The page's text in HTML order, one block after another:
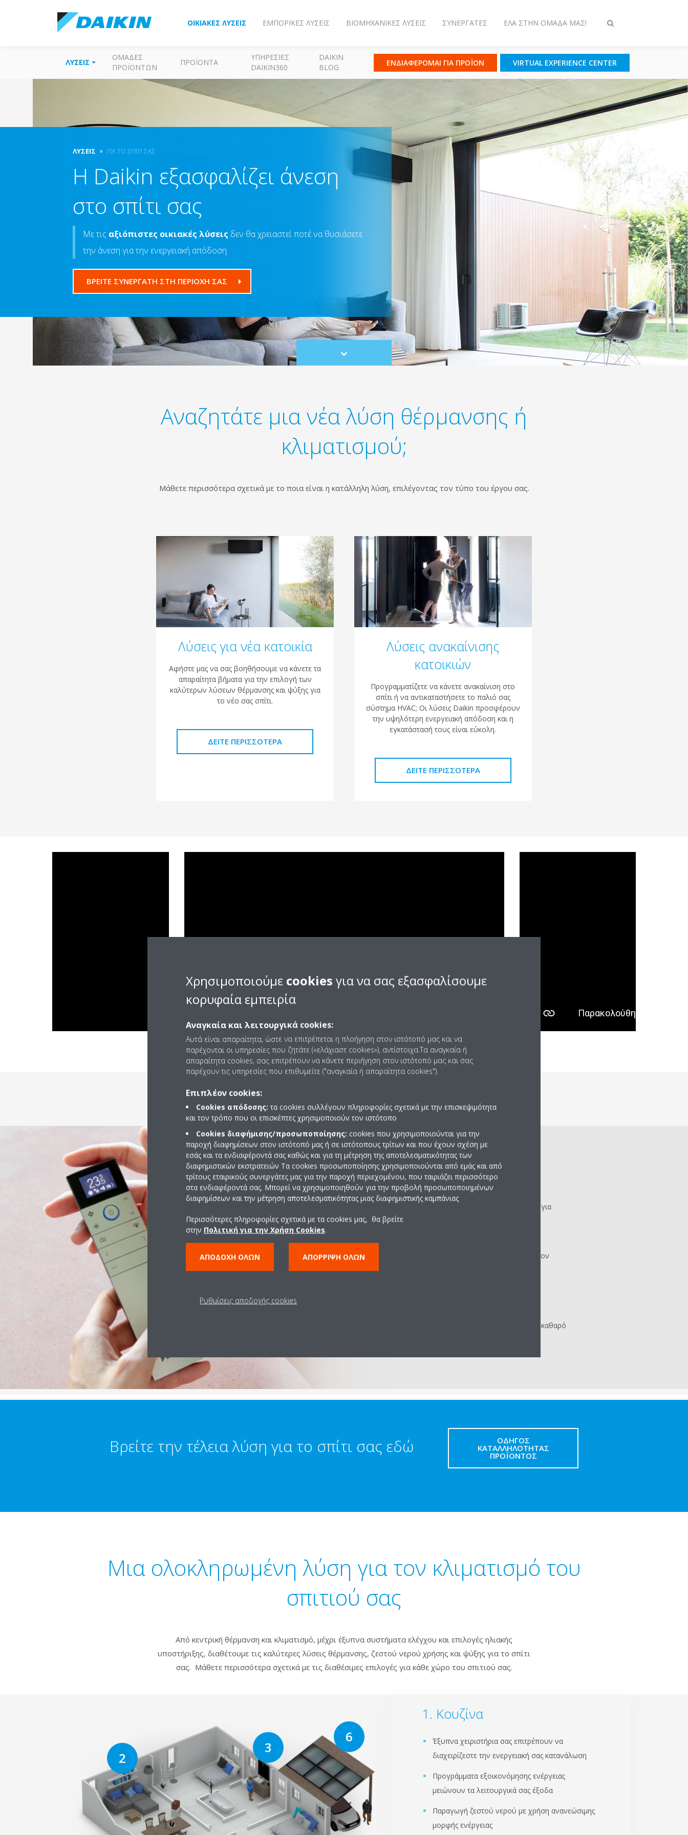
Εναλλαγή
ΟΙΚΙΑΚΈΣ ΛΎΣΕΙΣ ΕΜΠΟΡΙΚΈΣ ΛΎΣΕΙΣ ΒΙΟΜΗΧΑΝΙΚΈΣ ΛΎΣΕΙΣ ΣΥΝΕΡΓΆΤΕΣ ΈΛΑ ΣΤΗΝ ΟΜΆΔΑ ΜΑΣ!
ΛΎΣΕΙΣ
ΟΜΆΔΕΣ
ΠΡΟΪΌΝΤΩΝ
ΠΡΟΪΌΝΤΑ
ΥΠΗΡΕΣΊΕΣ
DAIKIN360
DAIKIN
BLOG
ΕΝΔΙΑΦΕΡΟΜΑΙ ΓΙΑ ΠΡΟΪΟΝ VIRTUAL EXPERIENCE CENTER
ΛΎΣΕΙΣ ΓΙΑ ΤΟ ΣΠΊΤΙ ΣΑΣ
Η Daikin εξασφαλίζει άνεση
στο σπίτι σας
Με τις αξιόπιστες οικιακές λύσεις δεν θα χρειαστεί ποτέ να θυσιάσετε
την άνεση για την ενεργειακή απόδοση
ΒΡΕΙΤΕ ΣΥΝΕΡΓΑΤΗ ΣΤΗ ΠΕΡΙΟΧΗ ΣΑΣ
Scroll
to
Αναζητάτε μια νέα λύση θέρμανσης ή
κλιματισμού;
Μάθετε περισσότερα σχετικά με το ποια είναι η κατάλληλη λύση, επιλέγοντας τον τύπο του έργου σας.
Λύσεις για νέα κατοικία
Αφήστε μας να σας βοηθήσουμε να κάνετε τα
απαραίτητα βήματα για την επιλογή των
καλύτερων λύσεων θέρμανσης και ψύξης για
το νέο σας σπίτι.
ΔΕΊΤΕ ΠΕΡΙΣΣΌΤΕΡΑ
Λύσεις ανακαίνισης
κατοικιών
Προγραμματίζετε να κάνετε ανακαίνιση στο
σπίτι ή να αντικαταστήσετε το παλιό σας
σύστημα HVAC; Οι λύσεις Daikin προσφέρουν
την υψηλότερη ενεργειακή απόδοση και η
εγκατάστασή τους είναι εύκολη.
ΔΕΊΤΕ ΠΕΡΙΣΣΌΤΕΡΑ
Άνεση Εξοικονόμηση ενέργειας Αξιοπιστία
Άνεση
Συνεργαζόμαστε μαζί σας για να σχεδιάσουμε τη λύση
κλιματισμού που σας ταιριάζει, με βάση τις ανάγκες σας για
θέρμανση, ψύξη, έλεγχο της υγρασίας, εξαερισμό και
ανταποκρίνονται στον
τρόπο ζωής σας
δημιουργούν καθαρό
Βρείτε την τέλεια λύση για το σπίτι σας εδώ ΟΔΗΓΌΣ
ΚΑΤΑΛΛΗΛΌΤΗΤΑΣ
ΠΡΟΪΌΝΤΟΣ
Μια ολοκληρωμένη λύση για τον κλιματισμό του
σπιτιού σας
Από κεντρική θέρμανση και κλιματισμό, μέχρι έξυπνα συστήματα ελέγχου και επιλογές ηλιακής
υποστήριξης, διαθέτουμε τις καλύτερες λύσεις θέρμανσης, ζεστού νερού χρήσης και ψύξης για το σπίτι
σας. Μάθετε περισσότερα σχετικά με τις διαθέσιμες επιλογές για κάθε χώρο του σπιτιού σας.
Κουζίνα
Έξυπνα χειριστήρια σας επιτρέπουν να
διαχειρίζεστε την ενεργειακή σας κατανάλωση
Προγράμματα εξοικονόμησης ενέργειας
μειώνουν τα λειτουργικά σας έξοδα
Παραγωγή ζεστού νερού με χρήση ανανεώσιμης
μορφής ενέργειας
Χρησιμοποιούμε cookies για να σας εξασφαλίσουμε
κορυφαία εμπειρία
Αναγκαία και λειτουργικά cookies:
Αυτά είναι απαραίτητα, ώστε να επιτρέπεται η πλοήγηση στον ιστότοπό μας και να
παρέχονται οι υπηρεσίες που ζητάτε («ελάχιαστ cookies»), αντίστοιχα.Τα αναγκαία ή
απαραίτητα cookies, σας επιτρέπουν να κάνετε περιήγηση στον ιστότοπό μας και σας
παρέχουν τις υπηρεσίες που επιθυμείτε ("αναγκαία ή απαραίτητα cookies").
Επιπλέον cookies:
Cookies απόδοσης: τα cookies συλλέγουν πληροφορίες σχετικά με την επισκεψιμότητα
και τον τρόπο που οι επισκέπτες χρησιμοποιούν τον ιστότοπο
Cookies διαφήμισης/προσωποποίησης: cookies που χρησιμοποιούνται για την
παροχή διαφημίσεων στον ιστότοπό μας ή σε ιστότοπους τρίτων και που έχουν σχέση με
εσάς και τα ενδιαφέροντά σας καθώς και για τη μέτρηση της αποτελεσματικότητας των
διαφημιστικών εκστρατειών Τα cookies προσωποποίησης χρησιμοποιούνται από εμάς και από
τρίτους εταιρικούς συνεργάτες μας για την παροχή περιεχομένου, που ταιριάζει περισσότερο
στα ενδιαφέροντά σας. Μπορεί να χρησιμοποιηθούν για την προβολή προσωποποιημένων
διαφημίσεων και την μέτρηση αποτελεσματικότητας μιας διαφημιστικής καμπάνιας
Περισσότερες πληροφορίες σχετικά με τα cookies μας, θα βρείτε
στην Πολιτική για την Χρήση Cookies.
ΑΠΟΔΟΧΉ ΌΛΩΝ ΑΠΌΡΡΙΨΗ ΌΛΩΝ
Ρυθμίσεις αποδοχής cookies